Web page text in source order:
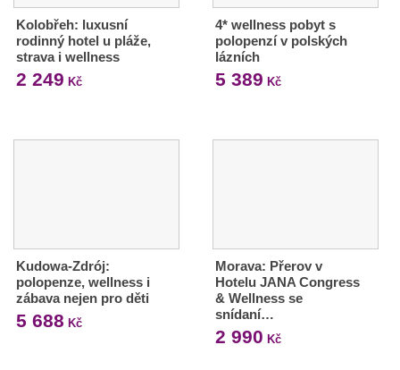
Kolobřeh: luxusní
rodinný hotel u pláže,
strava i wellness
2 249 Kč
4* wellness pobyt s
polopenzí v polských
lázních
5 389 Kč
Kudowa-Zdrój:
polopenze, wellness i
zábava nejen pro děti
5 688 Kč
Morava: Přerov v
Hotelu JANA Congress
& Wellness se
snídaní…
2 990 Kč